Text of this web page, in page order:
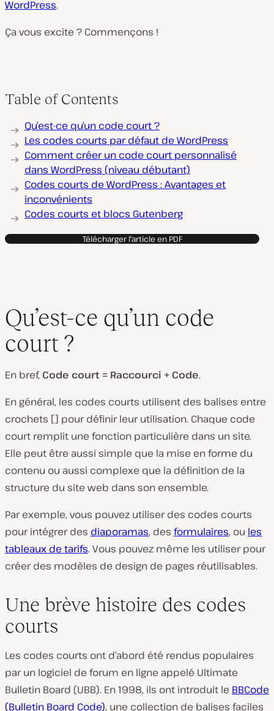
WordPress.
Ça vous excite ? Commençons !
Table of Contents
Qu’est-ce qu’un code court ?
Les codes courts par défaut de WordPress
Comment créer un code court personnalisé
dans WordPress (niveau débutant)
Codes courts de WordPress : Avantages et
inconvénients
Codes courts et blocs Gutenberg
Télécharger l'article en PDF
Qu’est-ce qu’un code
court ?
En bref, Code court = Raccourci + Code.
En général, les codes courts utilisent des balises entre
crochets [] pour définir leur utilisation. Chaque code
court remplit une fonction particulière dans un site.
Elle peut être aussi simple que la mise en forme du
contenu ou aussi complexe que la définition de la
structure du site web dans son ensemble.
Par exemple, vous pouvez utiliser des codes courts
pour intégrer des diaporamas, des formulaires, ou les
tableaux de tarifs. Vous pouvez même les utiliser pour
créer des modèles de design de pages réutilisables.
Une brève histoire des codes
courts
Les codes courts ont d’abord été rendus populaires
par un logiciel de forum en ligne appelé Ultimate
Bulletin Board (UBB). En 1998, ils ont introduit le BBCode
(Bulletin Board Code), une collection de balises faciles